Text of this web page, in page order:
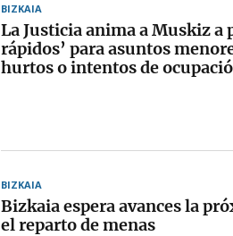
BIZKAIA
La Justicia anima a Muskiz a
rápidos’ para asuntos
hurtos o intentos de
BIZKAIA
Bizkaia espera avances la
el reparto de menas